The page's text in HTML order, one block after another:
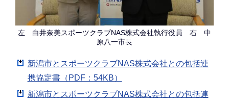
左 白井奈美スポーツクラブNAS株式会社執行役員 右 中
原八一市長
新潟市とスポーツクラブNAS株式会社との包括連
携協定書（PDF：54KB）
新潟市とスポーツクラブNAS株式会社との包括連